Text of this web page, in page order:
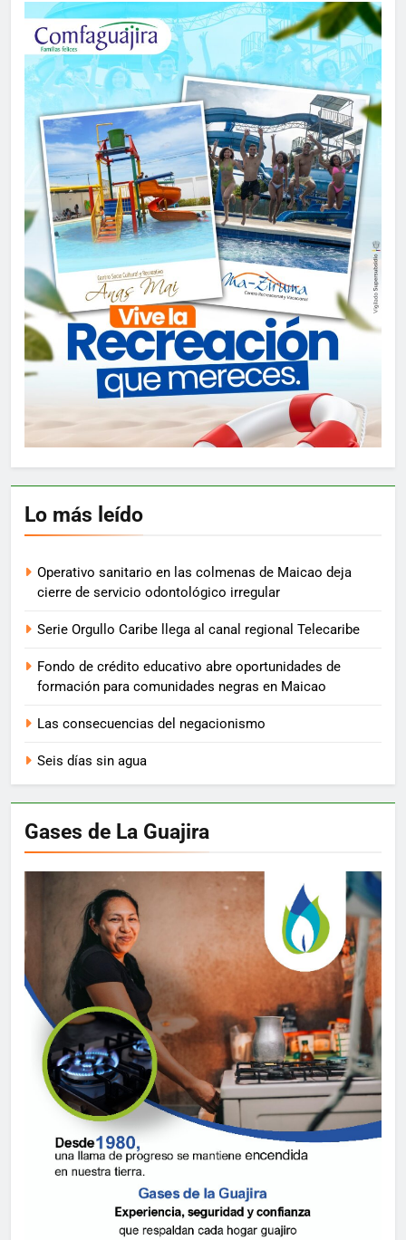
Lo más leído
Operativo sanitario en las colmenas de Maicao deja
cierre de servicio odontológico irregular
Serie Orgullo Caribe llega al canal regional Telecaribe
Fondo de crédito educativo abre oportunidades de
formación para comunidades negras en Maicao
Las consecuencias del negacionismo
Seis días sin agua
Gases de La Guajira